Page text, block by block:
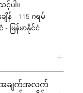
ပါ။
န် - 115 ဂရမ်
ြန်မာနိုင်ငံ
ြုလုပ်ထားသော)
အချက်အလက်